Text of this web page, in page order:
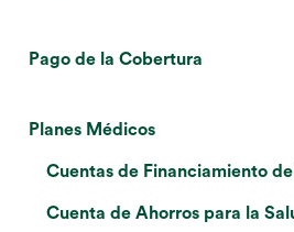
Pago de la Cobertura
Planes Médicos
Cuentas de Financiamiento de
Cuenta de Ahorros para la